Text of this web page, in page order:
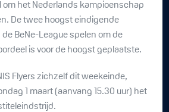
om het Nederlands kampioenschap
De twee hoogst eindigende
BeNe-League spelen om de
is voor de hoogst geplaatste.
Flyers zichzelf dit weekeinde,
1 maart (aanvang 15.30 uur) het